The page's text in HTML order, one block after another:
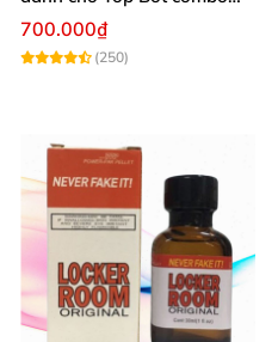
hộp thiếc 40ml + 10ml
700.000₫
(250)